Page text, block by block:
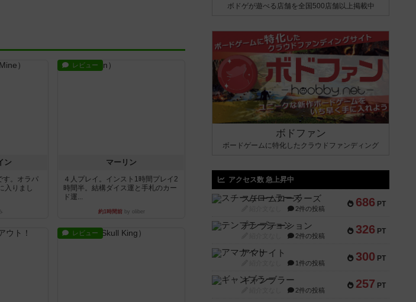
ン
す。オラパ
入りまし
レビュー
マーリン
４人プレイ。インスト1時間プレイ2
時間半。結構ダイス運と手札のカー
ド運...
約1時間前by oliber
レビュー
ボドゲが遊べる店舗を全国500店舗以上掲載中
ボドファン
ボードゲームに特化したクラウドファンディング
アクセス数 急上昇中
686 PT
スチームローラーズ
2件の投稿
326 PT
テンプテーション
2件の投稿
300 PT
アマナイト
1件の投稿
257 PT
ギャンブラー
2件の投稿